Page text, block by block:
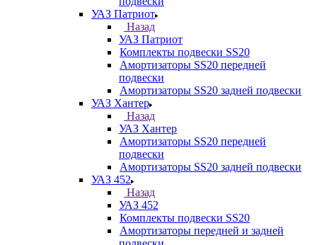
УАЗ Патриот
Назад
УАЗ Патриот
Комплекты подвески SS20
Амортизаторы SS20 передней
подвески
Амортизаторы SS20 задней подвески
УАЗ Хантер
Назад
УАЗ Хантер
Амортизаторы SS20 передней
подвески
Амортизаторы SS20 задней подвески
УАЗ 452
Назад
УАЗ 452
Комплекты подвески SS20
Амортизаторы передней и задней